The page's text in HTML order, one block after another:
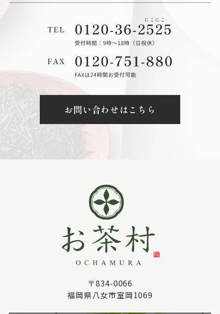
お問い合わせはこちら
〒834-0066
福岡県八女市室岡1069